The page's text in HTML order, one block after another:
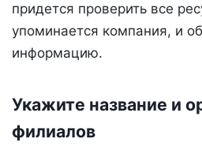
придется проверить все
упоминается компания, и
информацию.
Укажите название и
филиалов